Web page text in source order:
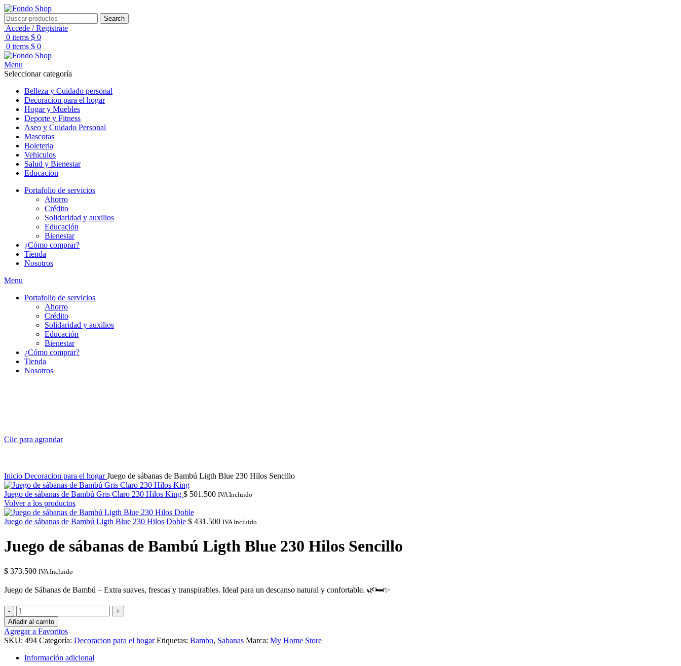
Search
Accede / Registrate
0 items $ 0
0 items $ 0
Menu
Seleccionar categoría
Belleza y Cuidado personal
Decoracion para el hogar
Hogar y Muebles
Deporte y Fitness
Aseo y Cuidado Personal
Mascotas
Boleteria
Vehiculos
Salud y Bienestar
Educacion
Portafolio de servicios
Ahorro
Crédito
Solidaridad y auxilios
Educación
Bienestar
¿Cómo comprar?
Tienda
Nosotros
Menu
Portafolio de servicios
Ahorro
Crédito
Solidaridad y auxilios
Educación
Bienestar
¿Cómo comprar?
Tienda
Nosotros
Clic para agrandar
Inicio Decoracion para el hogarJuego de sábanas de Bambú Ligth Blue 230 Hilos Sencillo
Juego de sábanas de Bambú Gris Claro 230 Hilos King $ 501.500 IVA Incluido
Volver a los productos
Juego de sábanas de Bambú Ligth Blue 230 Hilos Doble $ 431.500 IVA Incluido
Juego de sábanas de Bambú Ligth Blue 230 Hilos Sencillo
$ 373.500 IVA Incluido
Juego de Sábanas de Bambú – Extra suaves, frescas y transpirables. Ideal para un descanso natural y confortable. 🌿🛏✨
Juego
de
sábanas
de
Bambú
Ligth
Blue
Añadir al carrito
Agregar a Favoritos
SKU: 494 Categoría: Decoracion para el hogar Etiquetas: Bambo, Sabanas Marca: My Home Store
Información adicional